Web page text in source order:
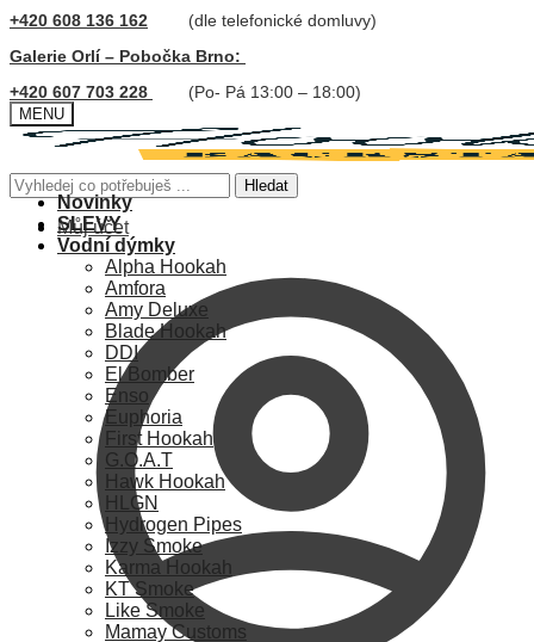
+420 608 136 162
(dle telefonické domluvy)
Galerie Orlí – Pobočka Brno:
+420 607 703 228
(Po- Pá 13:00 – 18:00)
MENU
Hledat: Hledat
Můj účet
Novinky
SLEVY
Vodní dýmky
Alpha Hookah
Amfora
Amy Deluxe
Blade Hookah
DDI
El Bomber
Enso
Euphoria
First Hookah
G.O.A.T
Hawk Hookah
HLGN
Hydrogen Pipes
Izzy Smoke
Karma Hookah
KT Smoke
Like Smoke
Mamay Customs